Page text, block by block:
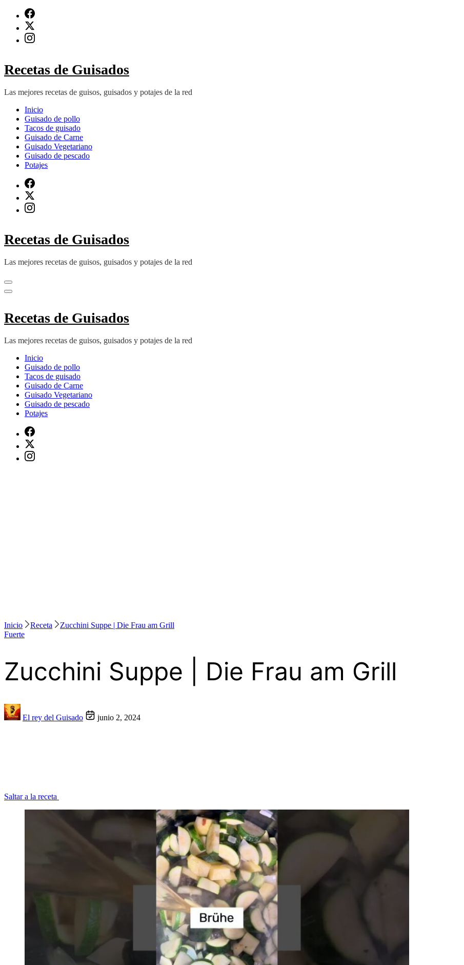
contenido
(presiona
Recetas de Guisados
Las mejores recetas de guisos, guisados y potajes de la red
Inicio
Guisado de pollo
Tacos de guisado
Guisado de Carne
Guisado Vegetariano
Guisado de pescado
Potajes
Recetas de Guisados
Las mejores recetas de guisos, guisados y potajes de la red
Recetas de Guisados
Las mejores recetas de guisos, guisados y potajes de la red
Inicio
Guisado de pollo
Tacos de guisado
Guisado de Carne
Guisado Vegetariano
Guisado de pescado
Potajes
Inicio Receta
Zucchini Suppe | Die Frau am Grill
Fuerte
Zucchini Suppe | Die Frau am Grill
El rey del Guisado junio 2, 2024
Saltar a la receta